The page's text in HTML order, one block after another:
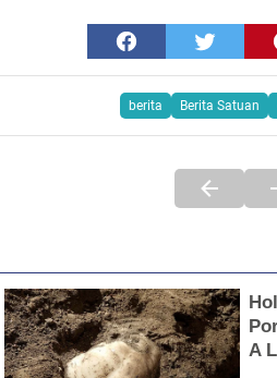
berita Berita Satuan